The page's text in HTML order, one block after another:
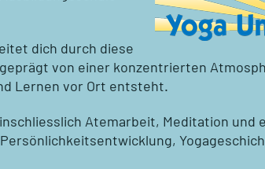
dich durch diese
von einer konzentrierten
Lernen vor Ort entsteht.
Atemarbeit, Meditation und